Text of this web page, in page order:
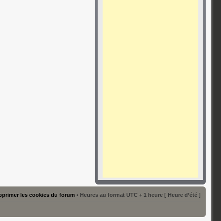
les cookies du forum • Heures au format UTC + 1 heure [ Heure d’été ]